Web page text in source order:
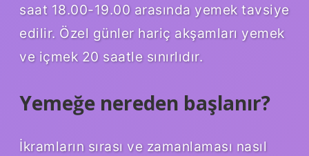
saat 18.00-19.00 arasında yemek tavsiye
edilir. Özel günler hariç akşamları yemek
ve içmek 20 saatle sınırlıdır.
Yemeğe nereden başlanır?
İkramların sırası ve zamanlaması nasıl